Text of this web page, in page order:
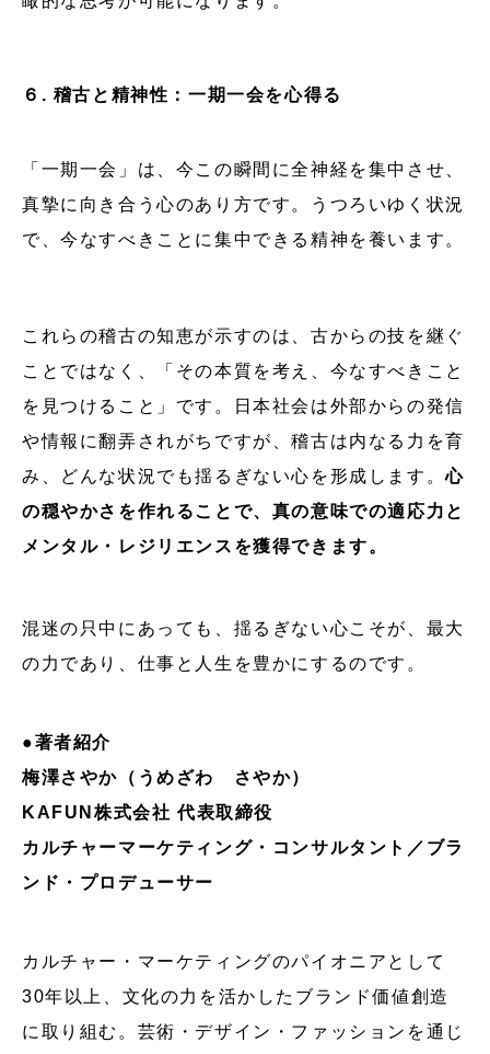
６. 稽古と精神性：一期一会を心得る
「一期一会」は、今この瞬間に全神経を集中させ、
真摯に向き合う心のあり方です。うつろいゆく状況
で、今なすべきことに集中できる精神を養います。
これらの稽古の知恵が示すのは、古からの技を継ぐ
ことではなく、「その本質を考え、今なすべきこと
を見つけること」です。日本社会は外部からの発信
や情報に翻弄されがちですが、稽古は内なる力を育
み、どんな状況でも揺るぎない心を形成します。心
の穏やかさを作れることで、真の意味での適応力と
メンタル・レジリエンスを獲得できます。
混迷の只中にあっても、揺るぎない心こそが、最大
の力であり、仕事と人生を豊かにするのです。
●著者紹介
梅澤さやか（うめざわ さやか）
KAFUN株式会社 代表取締役
カルチャーマーケティング・コンサルタント／ブラ
ンド・プロデューサー
カルチャー・マーケティングのパイオニアとして
30年以上、文化の力を活かしたブランド価値創造
に取り組む。芸術・デザイン・ファッションを通じ